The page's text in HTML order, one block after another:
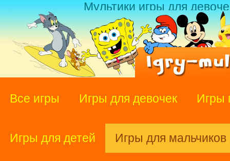
Мультики игры для
Все игры Игры для девочек Игры
Игры для детей Игры для мальчиков